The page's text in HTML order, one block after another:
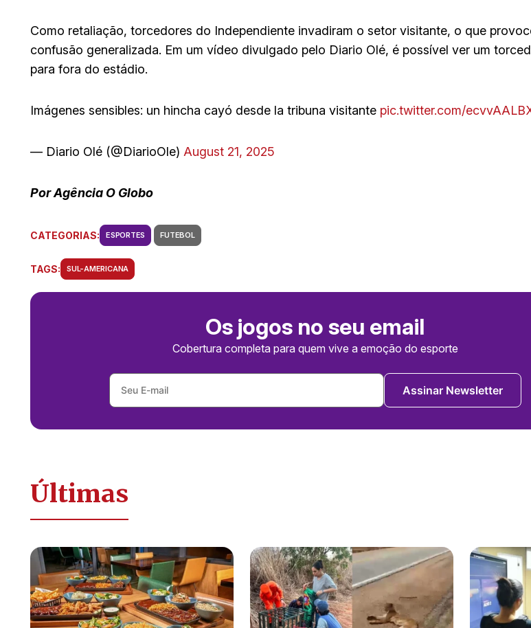
Como retaliação, torcedores do Independiente invadiram o setor visitante, o que
confusão generalizada. Em um vídeo divulgado pelo Diario Olé, é possível ver um
para fora do estádio.
Imágenes sensibles: un hincha cayó desde la tribuna visitante pic.twitter.com/
— Diario Olé (@DiarioOle) August 21, 2025
Por Agência O Globo
CATEGORIAS: ESPORTES FUTEBOL
TAGS: SUL-AMERICANA
Os jogos no seu email
Cobertura completa para quem vive a emoção do esporte
Assinar Newsletter
Últimas